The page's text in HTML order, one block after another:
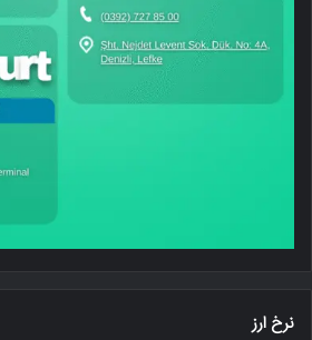
نرخ ارز